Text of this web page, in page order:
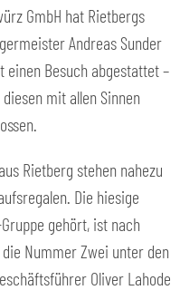
GmbH hat Rietbergs
Andreas Sunder
einen Besuch abgestattet –
diesen mit allen Sinnen
Rietberg stehen nahezu
Die hiesige
gehört, ist nach
Nummer Zwei unter den
Oliver Lahode